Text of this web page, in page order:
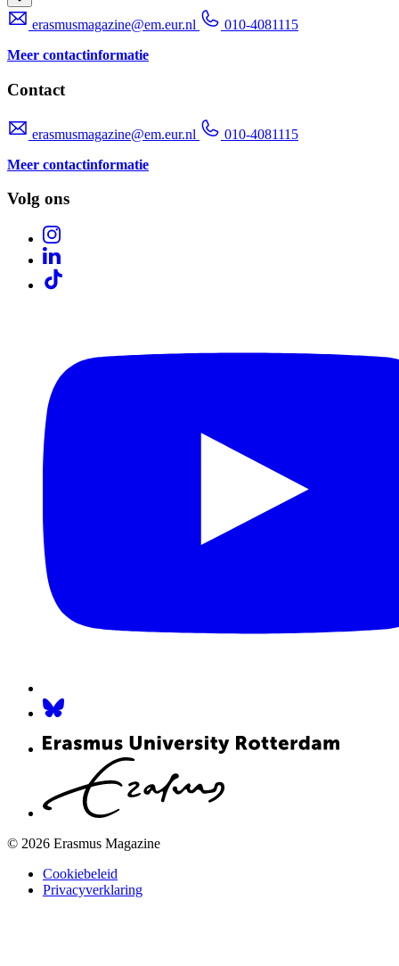
erasmusmagazine@em.eur.nl
010-4081115
Meer contactinformatie
Contact
erasmusmagazine@em.eur.nl
010-4081115
Meer contactinformatie
Volg ons
© 2026 Erasmus Magazine
Cookiebeleid
Privacyverklaring